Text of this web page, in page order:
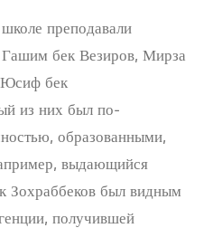
преподавали
Гашим бек Везиров, Мирза
Юсиф бек
из них был по-
образованными,
выдающийся
Зохраббеков был видным
получившей